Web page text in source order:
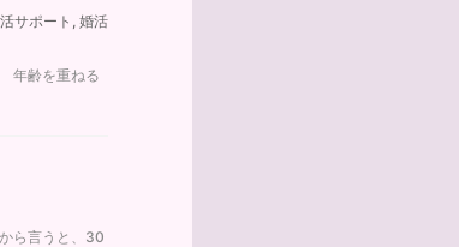
サポート , 婚活
年齢を重ねる
ら言うと、30